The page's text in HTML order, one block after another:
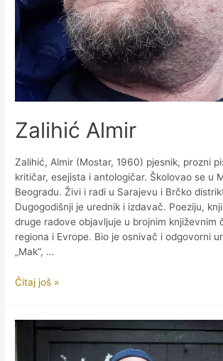
Zalihić Almir
Zalihić, Almir (Mostar, 1960) pjesnik, prozni
kritičar, esejista i antologičar. Školovao se u
Beogradu. Živi i radi u Sarajevu i Brčko
Dugogodišnji je urednik i izdavač. Poeziju,
druge radove objavljuje u brojnim književnim
regiona i Evrope. Bio je osnivač i odgovorni
„Mak“, …
Zalihić
Čitaj još »